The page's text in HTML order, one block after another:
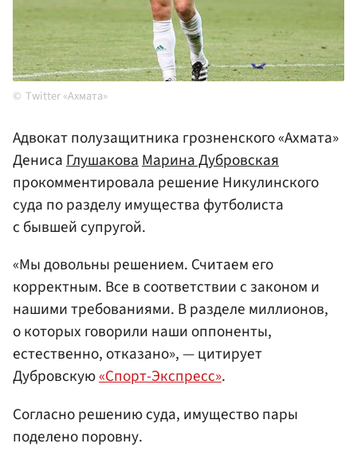
Twitter «Ахмата»
Адвокат полузащитника грозненского «Ахмата»
ДенисаГлушаковаМарина Дубровская
прокомментировала решение Никулинского
суда по разделу имущества футболиста
с бывшей супругой.
«Мы довольны решением. Считаем его
корректным. Все в соответствии с законом и
нашими требованиями. В разделе миллионов,
о которых говорили наши оппоненты,
естественно, отказано», — цитирует
Дубровскую«Спорт-Экспресс».
Согласно решению суда, имущество пары
поделено поровну.